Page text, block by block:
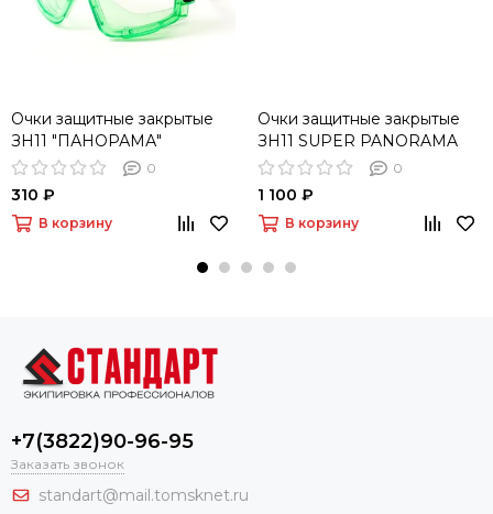
Очки защитные закрытые
ЗН11 "ПАНОРАМА"
0
310 ₽
В корзину
Очки защитные закрытые
ЗН11 SUPER PANORAMA
(2С-1,2 CA)
0
1 100 ₽
В корзину
+7(3822)90-96-95
Заказать звонок
standart@mail.tomsknet.ru